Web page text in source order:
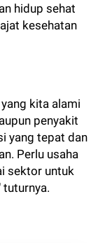
hidup sehat
kesehatan
kita alami
penyakit
yang tepat dan
Perlu usaha
sektor untuk
tuturnya.